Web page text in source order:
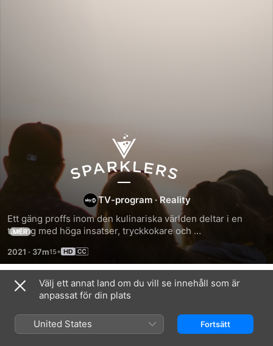
Bubblor
TV-program ·Reality
Ett gäng proffs inom den kulinariska världen deltar i en
tävling med höga insatser, tryckkokare och
vinkombinationer med mousserande vin från hela världen.
MER
2021 · 37m
Säsong 1
Välj ett annat land om du vill se innehåll som är
anpassat för din plats
United States Fortsätt